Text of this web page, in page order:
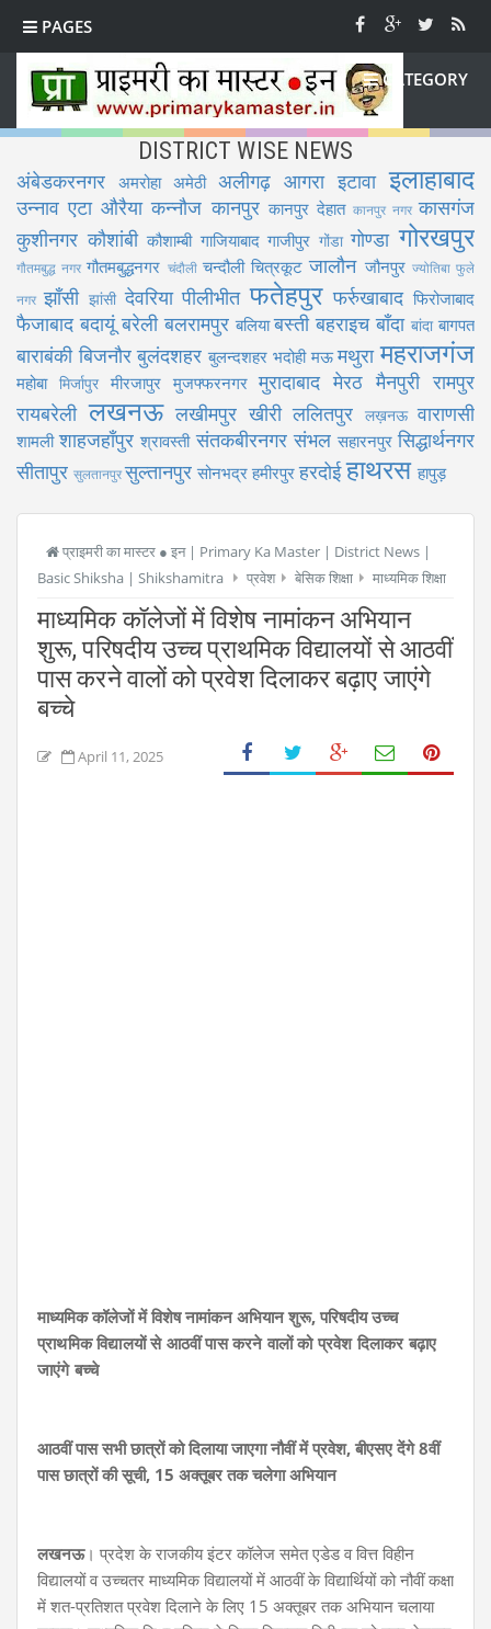
PAGES
CATEGORY
DISTRICT WISE NEWS
अंबेडकरनगर अमरोहा अमेठी अलीगढ़ आगरा इटावा इलाहाबाद
उन्नाव एटा औरैया कन्नौज कानपुर कानपुर देहात कानपुर नगर कासगंज
कुशीनगर कौशांबी कौशाम्बी गाजियाबाद गाजीपुर गोंडा गोण्डा गोरखपुर
गौतमबुद्ध नगर गौतमबुद्धनगर चंदौली चन्दौली चित्रकूट जालौन जौनपुर ज्योतिबा फुले
नगर झाँसी झांसी देवरिया पीलीभीत फतेहपुर फर्रुखाबाद फिरोजाबाद
फैजाबाद बदायूं बरेली बलरामपुर बलिया बस्ती बहराइच बाँदा बांदा बागपत
बाराबंकी बिजनौर बुलंदशहर बुलन्दशहर भदोही मऊ मथुरा महराजगंज
महोबा मिर्जापुर मीरजापुर मुजफ्फरनगर मुरादाबाद मेरठ मैनपुरी रामपुर
रायबरेली लखनऊ लखीमपुर खीरी ललितपुर लख़नऊ वाराणसी
शामली शाहजहाँपुर श्रावस्ती संतकबीरनगर संभल सहारनपुर सिद्धार्थनगर
सीतापुर सुलतानपुरसुल्तानपुर सोनभद्र हमीरपुर हरदोई हाथरस हापुड़
प्राइमरी का मास्टर ● इन | Primary Ka Master | District News |
Basic Shiksha | Shikshamitra
प्रवेश बेसिक शिक्षा माध्यमिक शिक्षा
माध्यमिक कॉलेजों में विशेष नामांकन अभियान
शुरू, परिषदीय उच्च प्राथमिक विद्यालयों से आठवीं
पास करने वालों को प्रवेश दिलाकर बढ़ाए जाएंगे
बच्चे
April 11, 2025
माध्यमिक कॉलेजों में विशेष नामांकन अभियान शुरू, परिषदीयउच्च
प्राथमिक विद्यालयों से आठवीं पास करने वालों को प्रवेश दिलाकर बढ़ाए
जाएंगे बच्चे
आठवीं पास सभी छात्रों को दिलाया जाएगा नौवीं में प्रवेश, बीएसए देंगे 8वीं
पास छात्रों की सूची, 15 अक्तूबर तक चलेगा अभियान
लखनऊ। प्रदेश के राजकीय इंटर कॉलेज समेत एडेड व वित्त विहीन
विद्यालयों व उच्चतर माध्यमिक विद्यालयों में आठवीं के विद्यार्थियों को नौवीं कक्षा
में शत-प्रतिशत प्रवेश दिलाने के लिए 15 अक्तूबर तक अभियान चलाया